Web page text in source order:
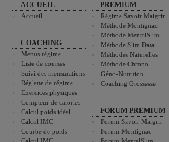
ACCUEIL
Accueil
COACHING
Menus régime
Liste de courses
Suivi des mensurations
Réglette de régime
Exercices physiques
Compteur de calories
Calcul poids idéal
Calcul IMC
Courbe de poids
PREMIUM
Régime Savoir Maigrir
Méthode Montignac
Méthode MentalSlim
Méthode Slim Data
Méthodes Naturelles
Méthode Chrono-
Géno-Nutrition
Coaching Grossesse
FORUM PREMIUM
Forum Savoir Maigrir
Forum Montignac